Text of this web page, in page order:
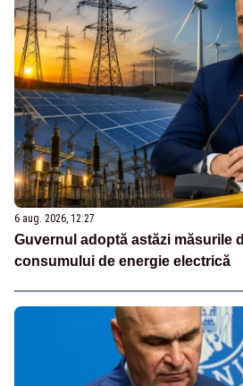
6 aug. 2026, 12:27
Guvernul adoptă astăzi măsurile
consumului de energie electrică